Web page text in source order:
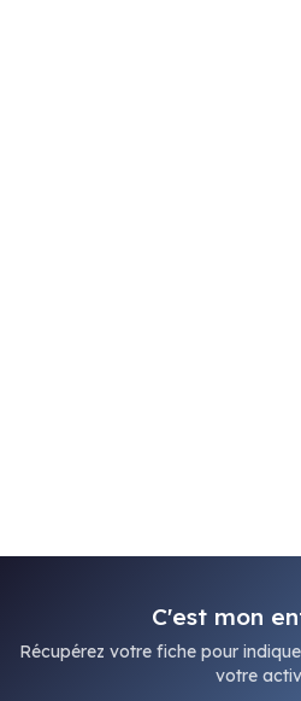
C'est mon
Récupérez votre fiche pour
votre